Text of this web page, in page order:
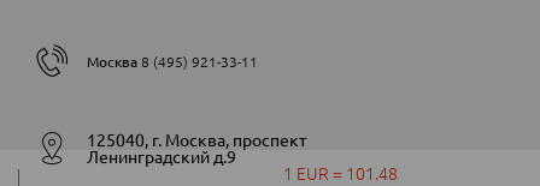
125040, г. Москва, проспект
Ленинградский д.9
Москва 8 (495) 921-33-11
1 EUR = 101.48